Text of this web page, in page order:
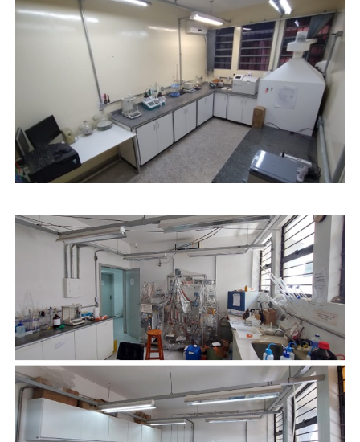
Secretaria de Governo
Gabinete de Segurança Institucional
Advocacia-Geral da União
Banco Central do Brasil